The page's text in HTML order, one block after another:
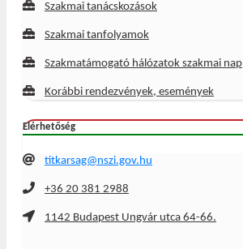
Szakmai tanácskozások
Szakmai tanfolyamok
Szakmatámogató hálózatok szakmai nap
Korábbi rendezvények, események
Elérhetőség
titkarsag@nszi.gov.hu
+36 20 381 2988
1142 Budapest Ungvár utca 64-66.